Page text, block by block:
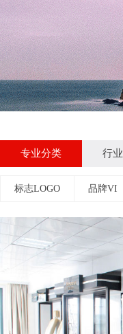
专业分类 行
标志LOGO 品牌VI